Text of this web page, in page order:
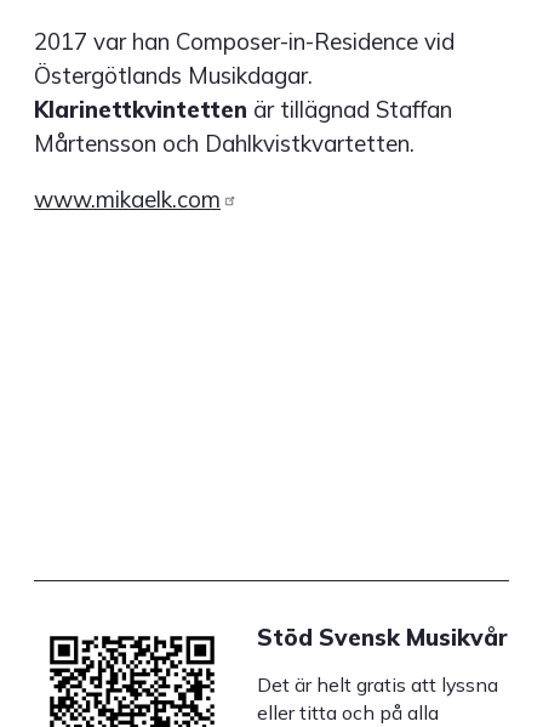
2017 var han Composer-in-Residence vid
Östergötlands Musikdagar.
Klarinettkvintetten är tillägnad Staffan
Mårtensson och Dahlkvistkvartetten.
www.mikaelk.com
Stöd Svensk Musikvår
Det är helt gratis att lyssna
eller titta och på alla